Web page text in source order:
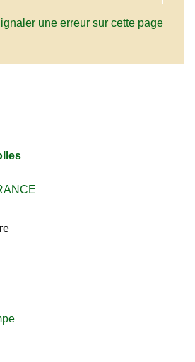
une erreur sur cette page